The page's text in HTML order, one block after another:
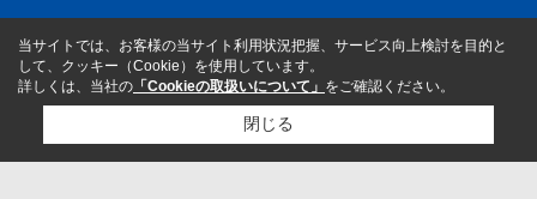
当サイトでは、お客様の当サイト利用状況把握、サービス向上検討を目的と
して、クッキー（Cookie）を使用しています。
詳しくは、当社の 「Cookieの取扱いについて」 をご確認ください。
閉じる